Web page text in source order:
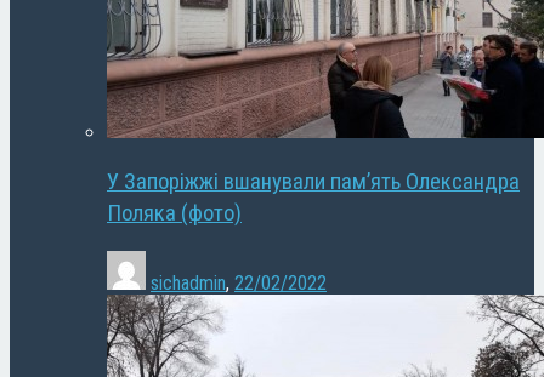
У Запоріжжі вшанували пам’ять Олександра
Поляка (фото)
sichadmin, 22/02/2022